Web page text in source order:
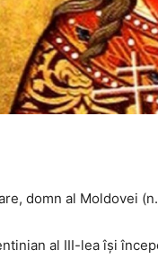
domn al Moldovei
al III-lea își